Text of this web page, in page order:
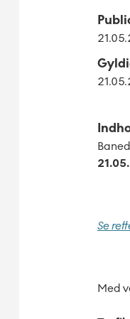
Se
Med